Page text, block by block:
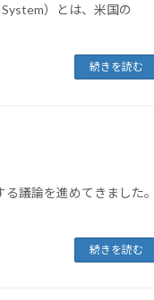
）とは、米国の
続きを読む
議論を進めてきました。
続きを読む